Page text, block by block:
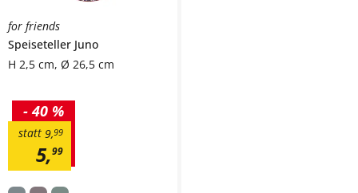
for friends
Speiseteller Juno
H 2,5 cm, Ø 26,5 cm
5,99
9,99
statt
- 40 %